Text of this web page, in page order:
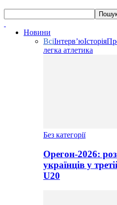
Новини
ВсіІнтерв’юІсторія
легка атлетика
Без категорії
Орегон-2026:
українців у
U20